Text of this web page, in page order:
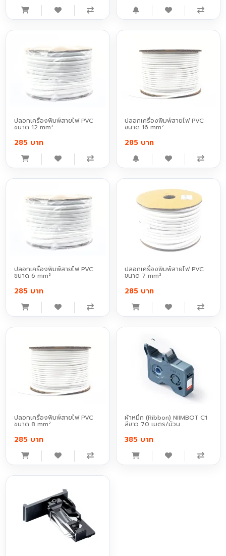
ปลอกเครื่องพิมพ์สายไฟ PVC
ขนาด 12 mm²
285 บาท
ปลอกเครื่องพิมพ์สายไฟ PVC
ขนาด 16 mm²
285 บาท
ปลอกเครื่องพิมพ์สายไฟ PVC
ขนาด 6 mm²
285 บาท
ปลอกเครื่องพิมพ์สายไฟ PVC
ขนาด 7 mm²
285 บาท
ปลอกเครื่องพิมพ์สายไฟ PVC
ขนาด 8 mm²
285 บาท
ผ้าหมึก (Ribbon) NIIMBOT C1
สีขาว 70 เมตร/ม้วน
385 บาท